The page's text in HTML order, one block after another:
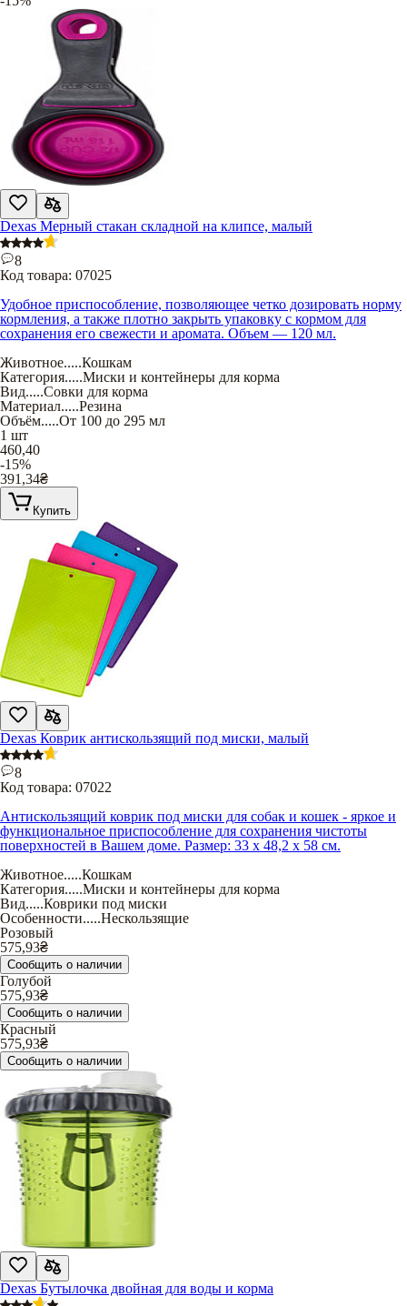
Dexas Мерный стакан складной на клипсе, малый
8
Код товара: 07025
Удобное приспособление, позволяющее четко дозировать норму
кормления, а также плотно закрыть упаковку с кормом для
сохранения его свежести и аромата. Объем — 120 мл.
Животное.....Кошкам
Категория.....Миски и контейнеры для корма
Вид.....Совки для корма
Материал.....Резина
Объём.....От 100 до 295 мл
1 шт
460,40
-15%
391,34₴
Купить
Dexas Коврик антискользящий под миски, малый
8
Код товара: 07022
Антискользящий коврик под миски для собак и кошек - яркое и
функциональное приспособление для сохранения чистоты
поверхностей в Вашем доме. Размер: 33 х 48,2 х 58 см.
Животное.....Кошкам
Категория.....Миски и контейнеры для корма
Вид.....Коврики под миски
Особенности.....Нескользящие
Розовый
575,93₴
Сообщить о наличии
Голубой
575,93₴
Сообщить о наличии
Красный
575,93₴
Сообщить о наличии
Dexas Бутылочка двойная для воды и корма